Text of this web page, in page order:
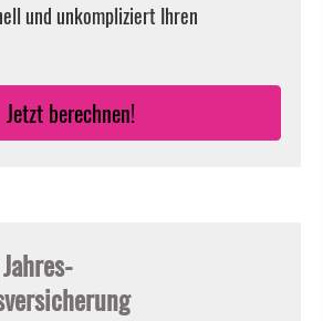
und unkompliziert Ihren
Jetzt berechnen!